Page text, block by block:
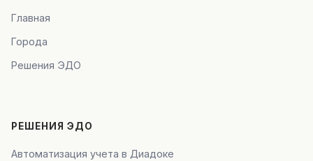
Главная
Города
Решения ЭДО
РЕШЕНИЯ ЭДО
Автоматизация учета в Диадоке